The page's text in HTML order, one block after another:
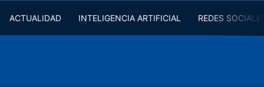
ACTUALIDAD INTELIGENCIA ARTIFICIAL REDES